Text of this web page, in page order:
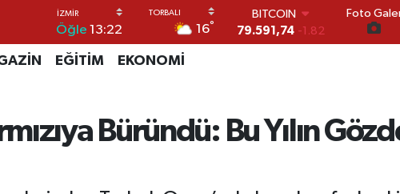
Öğle 13:22 16°
DOLAR
45,43620 0.02
EURO
6862,09000
0.19
Foto
EĞİTİM EKONOMİ
Büründü: Bu Yılın